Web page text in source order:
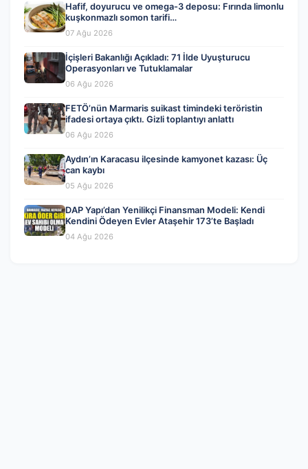
Hafif, doyurucu ve omega-3 deposu: Fırında limonlu
kuşkonmazlı somon tarifi…
07 Ağu 2026
İçişleri Bakanlığı Açıkladı: 71 İlde Uyuşturucu
Operasyonları ve Tutuklamalar
06 Ağu 2026
FETÖ’nün Marmaris suikast timindeki teröristin
ifadesi ortaya çıktı. Gizli toplantıyı anlattı
06 Ağu 2026
Aydın’ın Karacasu ilçesinde kamyonet kazası: Üç
can kaybı
05 Ağu 2026
DAP Yapı’dan Yenilikçi Finansman Modeli: Kendi
Kendini Ödeyen Evler Ataşehir 173’te Başladı
04 Ağu 2026